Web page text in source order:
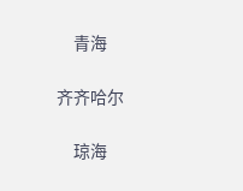
青海
齐齐哈尔
琼海